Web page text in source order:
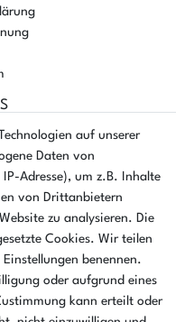
Donnerstag
Uhr
Uhr
auf unserer
Daten von
IP-Adresse), um z.B. Inhalte
von Drittanbietern
zu analysieren. Die
Cookies. Wir teilen
benennen.
oder aufgrund eines
kann erteilt oder